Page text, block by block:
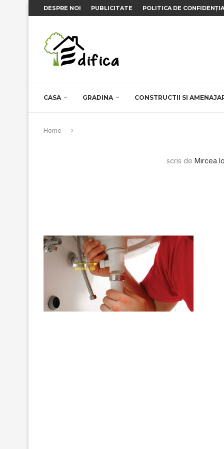
DESPRE NOI PUBLICITATE POLITICA DE
CASA GRADINA CONSTRUCTII SI
Home
scris deMircea